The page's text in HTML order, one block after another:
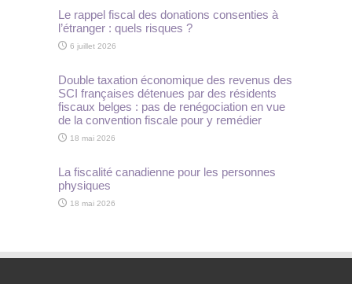
Le rappel fiscal des donations consenties à
l’étranger : quels risques ?
6 juillet 2026
Double taxation économique des revenus des
SCI françaises détenues par des résidents
fiscaux belges : pas de renégociation en vue
de la convention fiscale pour y remédier
18 mai 2026
La fiscalité canadienne pour les personnes
physiques
18 mai 2026